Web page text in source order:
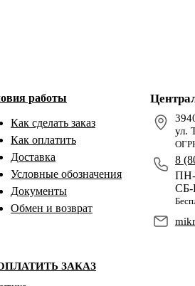
ул.
8
ПН-
СБ-
работы
Как сделать заказ
Как оплатить
Доставка
Условные обозначения
Документы
Обмен и возврат
ЗАКАЗ